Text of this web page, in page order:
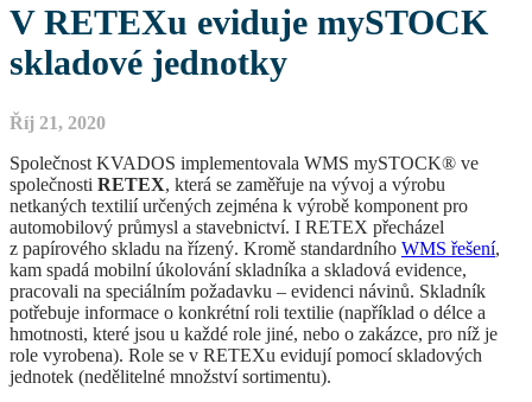
V RETEXu eviduje mySTOCK
skladové jednotky
Říj 21, 2020
Společnost KVADOS implementovala WMS mySTOCK® ve
společnosti RETEX, která se zaměřuje na vývoj a výrobu
netkaných textilií určených zejména k výrobě komponent pro
automobilový průmysl a stavebnictví. I RETEX přecházel
z papírového skladu na řízený. Kromě standardního WMS řešení,
kam spadá mobilní úkolování skladníka a skladová evidence,
pracovali na speciálním požadavku – evidenci návinů. Skladník
potřebuje informace o konkrétní roli textilie (například o délce a
hmotnosti, které jsou u každé role jiné, nebo o zakázce, pro níž je
role vyrobena). Role se v RETEXu evidují pomocí skladových
jednotek (nedělitelné množství sortimentu).